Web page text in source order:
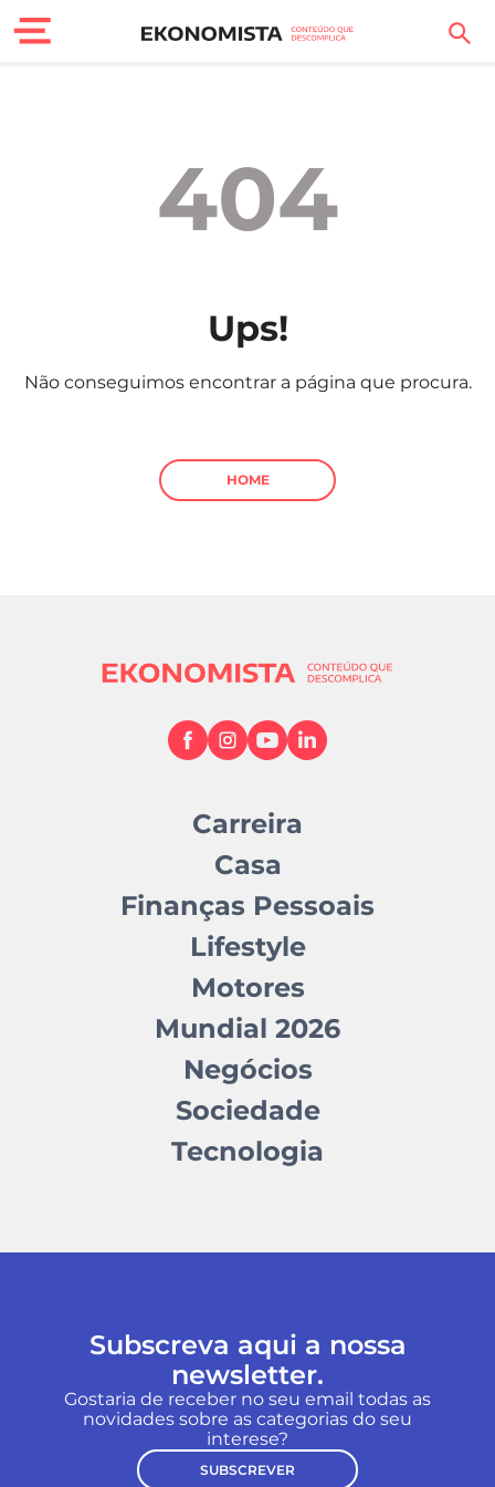
Carreira
Sociedade
Negócios
404
Ups!
Não conseguimos encontrar a página que procura.
HOME
Carreira
Casa
Finanças Pessoais
Lifestyle
Motores
Mundial 2026
Negócios
Sociedade
Tecnologia
Subscreva aqui a nossa
newsletter.
Gostaria de receber no seu email todas as
novidades sobre as categorias do seu
interese?
SUBSCREVER